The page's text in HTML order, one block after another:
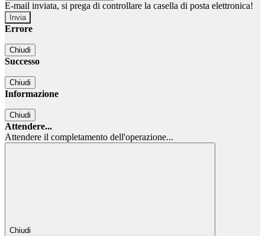
E-mail inviata, si prega di controllare la casella di posta elettronica!
Errore
Chiudi
Successo
Chiudi
Informazione
Chiudi
Attendere...
Attendere il completamento dell'operazione...
Chiudi